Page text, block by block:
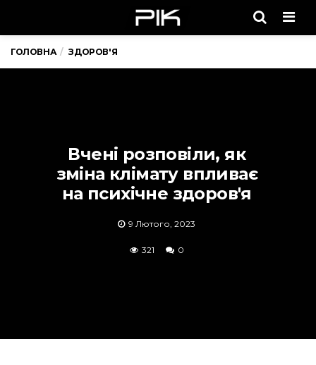
ГОЛОВНА ЗДОРОВ'Я
Вчені розповіли, як
зміна клімату впливає
на психічне здоров'я
9 Лютого, 2023
321 0